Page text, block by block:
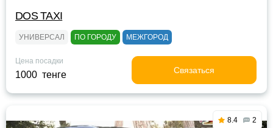
DOS TAXI
УНИВЕРСАЛ ПО ГОРОДУ МЕЖГОРОД
Цена посадки
1000 тенге Связаться
8.4 2